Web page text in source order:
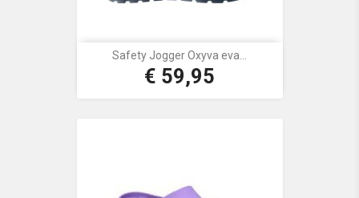
Safety Jogger Oxyva eva...
Prijs
€ 59,95